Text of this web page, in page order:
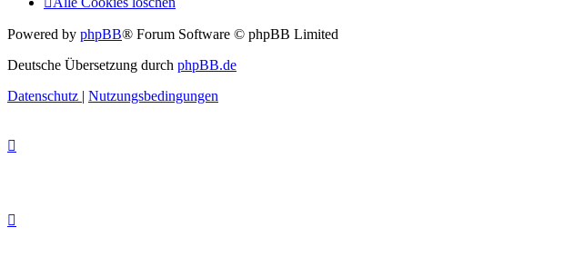
Powered by phpBB® Forum Software © phpBB Limited
Deutsche Übersetzung durch phpBB.de
Datenschutz | Nutzungsbedingungen